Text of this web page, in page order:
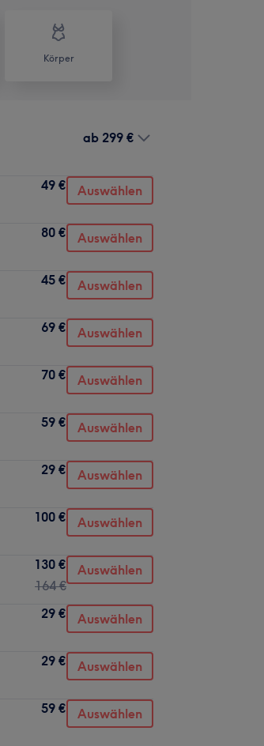
Körper
ab 299 €
49 € Auswählen
80 € Auswählen
45 € Auswählen
69 € Auswählen
70 € Auswählen
59 € Auswählen
29 € Auswählen
100 € Auswählen
130 €
164 €
Auswählen
29 € Auswählen
29 € Auswählen
59 € Auswählen